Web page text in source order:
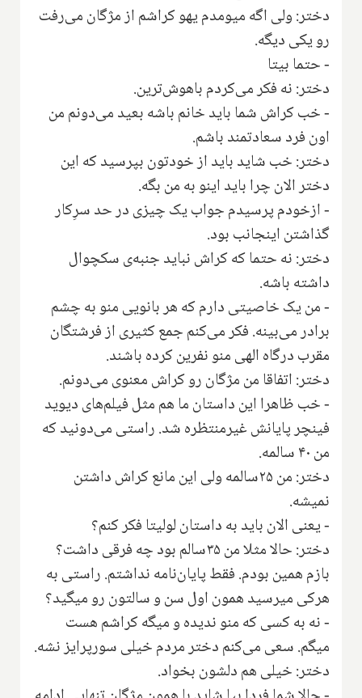
دختر: ولی اگه میومدم یهو کراشم از مژگان می‌رفت
رو یکی دیگه.
- حتما بیتا
دختر: نه فکر می‌کردم باهوش‌ترین.
- خب کراش شما باید خانم باشه بعید می‌دونم من
اون فرد سعادتمند باشم.
دختر: خب شاید باید از خودتون بپرسید که این
دختر الان چرا باید اینو به من بگه.
- ازخودم پرسیدم جواب یک چیزی در حد سرِکار
گذاشتن اینجانب بود.
دختر: نه حتما که کراش نباید جنبه‌ی سکچوال
داشته باشه.
- من یک خاصیتی دارم که هر بانویی منو به چشم
برادر می‌بینه. فکر می‌کنم جمع کثیری از فرشتگان
مقرب درگاه الهی منو نفرین کرده باشند.
دختر: اتفاقا من مژگان رو کراش معنوی می‌دونم.
- خب ظاهرا این داستان ما هم مثل فیلم‌های دیوید
فینچر پایانش غیرمنتظره شد. راستی می‌دونید که
من ۴۰ سالمه.
دختر: من ۲۵سالمه ولی این مانع کراش داشتن
نمیشه.
- یعنی الان باید به داستان لولیتا فکر کنم؟
دختر: حالا مثلا من ۳۵سالم بود چه فرقی داشت؟
بازم همین بودم‌. فقط پایان‌نامه نداشتم. راستی به
هرکی میرسید همون اول سن و سالتون رو میگید؟
- نه به کسی که منو ندیده و میگه کراشم هست
میگم‌. سعی می‌کنم دختر مردم خیلی سورپرایز نشه.
دختر: خیلی هم دلشون بخواد.